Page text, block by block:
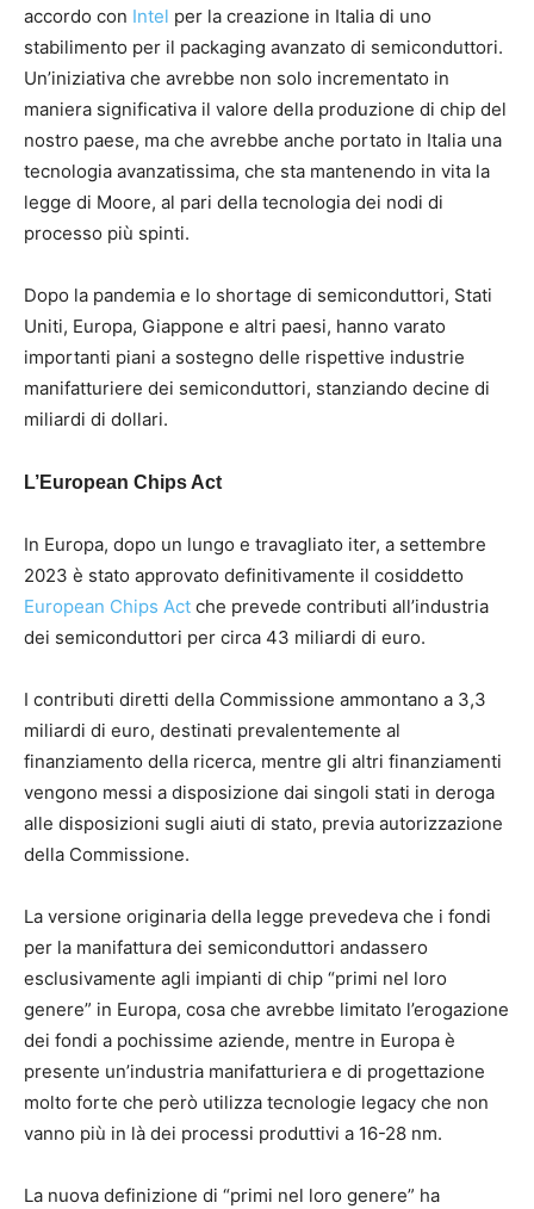
accordo con Intel per la creazione in Italia di uno
stabilimento per il packaging avanzato di semiconduttori.
Un’iniziativa che avrebbe non solo incrementato in
maniera significativa il valore della produzione di chip del
nostro paese, ma che avrebbe anche portato in Italia una
tecnologia avanzatissima, che sta mantenendo in vita la
legge di Moore, al pari della tecnologia dei nodi di
processo più spinti.
Dopo la pandemia e lo shortage di semiconduttori, Stati
Uniti, Europa, Giappone e altri paesi, hanno varato
importanti piani a sostegno delle rispettive industrie
manifatturiere dei semiconduttori, stanziando decine di
miliardi di dollari.
L’European Chips Act
In Europa, dopo un lungo e travagliato iter, a settembre
2023 è stato approvato definitivamente il cosiddetto
European Chips Act che prevede contributi all’industria
dei semiconduttori per circa 43 miliardi di euro.
I contributi diretti della Commissione ammontano a 3,3
miliardi di euro, destinati prevalentemente al
finanziamento della ricerca, mentre gli altri finanziamenti
vengono messi a disposizione dai singoli stati in deroga
alle disposizioni sugli aiuti di stato, previa autorizzazione
della Commissione.
La versione originaria della legge prevedeva che i fondi
per la manifattura dei semiconduttori andassero
esclusivamente agli impianti di chip “primi nel loro
genere” in Europa, cosa che avrebbe limitato l’erogazione
dei fondi a pochissime aziende, mentre in Europa è
presente un’industria manifatturiera e di progettazione
molto forte che però utilizza tecnologie legacy che non
vanno più in là dei processi produttivi a 16-28 nm.
La nuova definizione di “primi nel loro genere” ha